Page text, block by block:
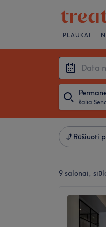
PLAUKAI
šalia
Rūšiuoti
9 salonai,